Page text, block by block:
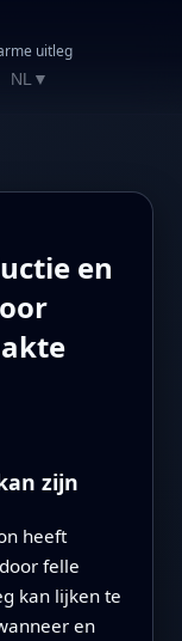
uitleg
NL ▼
en
zijn
heeft
felle
kan lijken te
en